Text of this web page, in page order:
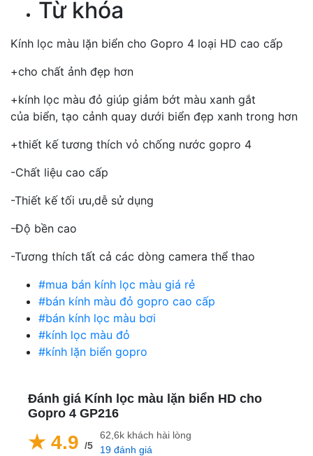
Từ khóa
Kính lọc màu lặn biển cho Gopro 4 loại HD cao cấp
+cho chất ảnh đẹp hơn
+kính lọc màu đỏ giúp giảm bớt màu xanh gắt
của biển, tạo cảnh quay dưới biển đẹp xanh trong hơn
+thiết kế tương thích vỏ chống nước gopro 4
-Chất liệu cao cấp
-Thiết kế tối ưu,dễ sử dụng
-Độ bền cao
-Tương thích tất cả các dòng camera thể thao
#mua bán kính lọc màu giá rẻ
#bán kính màu đỏ gopro cao cấp
#bán kính lọc màu bơi
#kính lọc màu đỏ
#kính lặn biển gopro
Đánh giá Kính lọc màu lặn biển HD cho
Gopro 4 GP216
★ 4.9 /5
62,6k khách hài lòng
19 đánh giá